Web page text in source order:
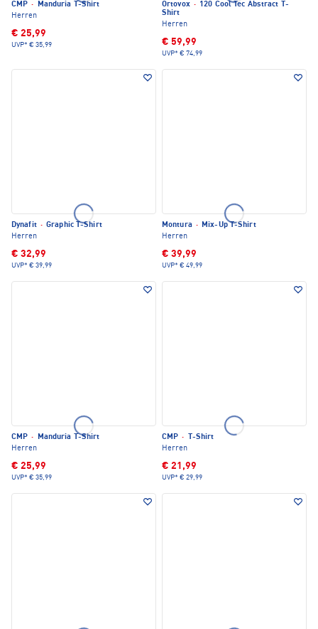
CMP ·
Manduria T-Shirt
Herren
€ 25,99
UVP* € 35,99
Ortovox · 120 Cool Tec Abstract T-
Shirt
Herren
€ 59,99
UVP* € 74,99
Dynafit · Graphic T-Shirt
Herren
€ 32,99
UVP* € 39,99
Montura · Mix-Up T-Shirt
Herren
€ 39,99
UVP* € 49,99
CMP ·
Manduria T-Shirt
Herren
€ 25,99
UVP* € 35,99
CMP ·
T-Shirt
Herren
€ 21,99
UVP* € 29,99